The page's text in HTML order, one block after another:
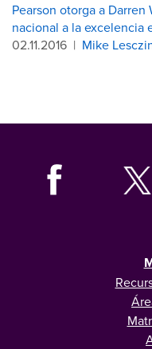
Pearson otorga a
nacional a la excelencia
02.11.2016 | Mike